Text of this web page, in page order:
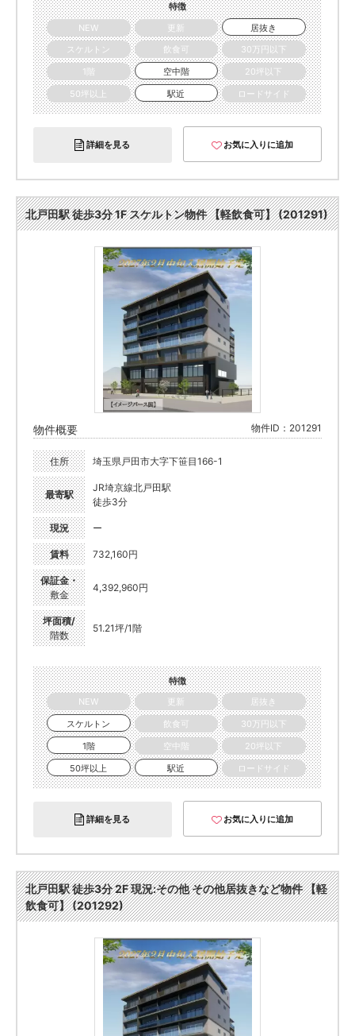
特徴
NEW
更新
居抜き
スケルトン
飲食可
30万円以下
1階
空中階
20坪以下
50坪以上
駅近 ロードサイド
詳細を見る お気に入りに追加
北戸田駅 徒歩3分 1F スケルトン物件 【軽飲食可】 (201291)
物件概要 物件ID：201291
住所 埼玉県戸田市大字下笹目166-1
最寄駅
JR埼京線北戸田駅
徒歩3分
現況 ー
賃料 732,160円
保証金・
敷金
4,392,960円
坪面積/
階数
51.21坪/1階
特徴
NEW
更新
居抜き
スケルトン
飲食可
30万円以下
1階
空中階
20坪以下
50坪以上
駅近 ロードサイド
詳細を見る お気に入りに追加
北戸田駅 徒歩3分 2F 現況:その他 その他居抜きなど物件 【軽
飲食可】 (201292)